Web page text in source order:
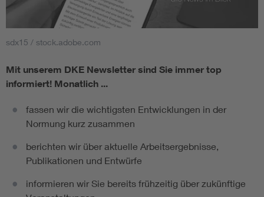
sdx15 / stock.adobe.com
Mit unserem DKE Newsletter sind Sie immer top
informiert! Monatlich ...
fassen wir die wichtigsten Entwicklungen in der
Normung kurz zusammen
berichten wir über aktuelle Arbeitsergebnisse,
Publikationen und Entwürfe
informieren wir Sie bereits frühzeitig über zukünftige